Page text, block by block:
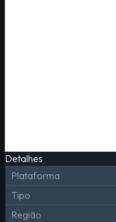
Detalhes
Plataforma
Tipo
Região